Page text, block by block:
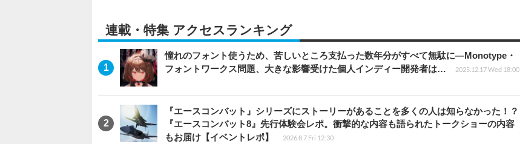
連載・特集 アクセスランキング
憧れのフォント使うため、苦しいところ支払った数年分がすべて無駄に―Monotype・
フォントワークス問題、大きな影響受けた個人インディー開発者は…
2025.12.17 Wed 18:00
『エースコンバット』シリーズにストーリーがあることを多くの人は知らなかった！？
『エースコンバット8』先行体験会レポ。衝撃的な内容も語られたトークショーの内容
もお届け【イベントレポ】
2026.8.7 Fri 12:30